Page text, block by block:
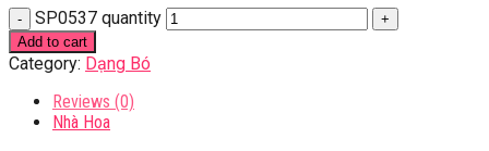
SP0537 quantity
Add to cart
Category: Dạng Bó
Reviews (0)
Nhà Hoa